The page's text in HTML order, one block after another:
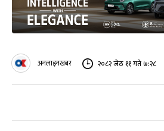
अनलाइनखबर २०८२ जेठ ११ गते ७:२८